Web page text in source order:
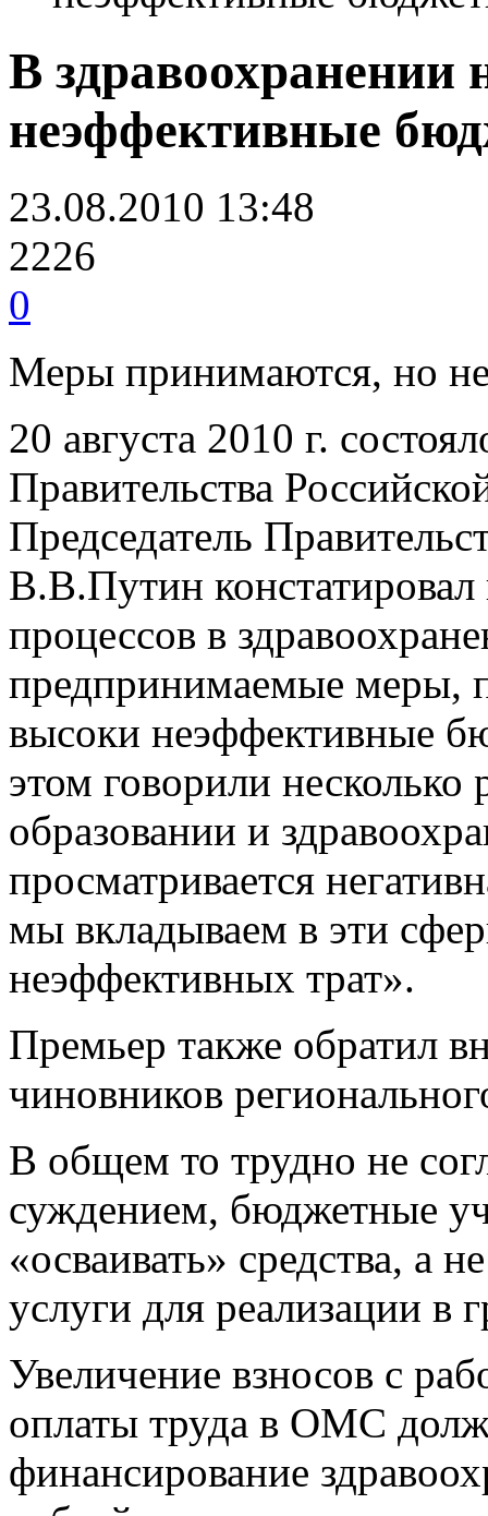
В здравоохранении
неэффективные
23.08.2010 13:48
2226
0
Меры принимаются, но
20 августа 2010 г.
Правительства
Председатель
В.В.Путин
процессов в
предпринимаемые меры,
высоки неэффективные
этом говорили несколько
образовании и
просматривается
мы вкладываем в эти
неэффективных трат».
Премьер также обратил
чиновников
В общем то трудно не
суждением, бюджетные
«осваивать» средства, а
услуги для реализации в
Увеличение взносов с
оплаты труда в ОМС
финансирование